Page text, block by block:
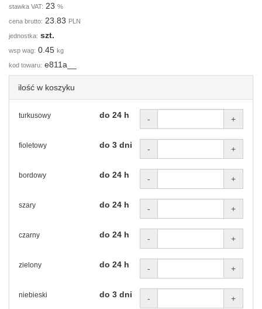
stawka VAT: 23 %
cena brutto: 23.83 PLN
jednostka: szt.
wsp wag: 0.45 kg
kod towaru: e811a__
ilość w koszyku
turkusowy do 24 h - +
fioletowy do 3 dni - +
bordowy do 24 h - +
szary do 24 h - +
czarny do 24 h - +
zielony do 24 h - +
niebieski do 3 dni - +